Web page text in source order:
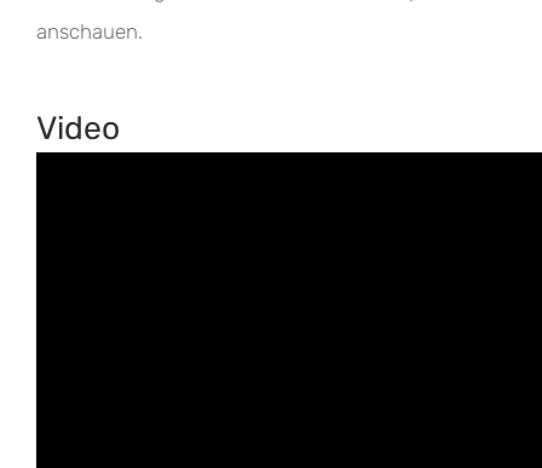
anschauen.
Video